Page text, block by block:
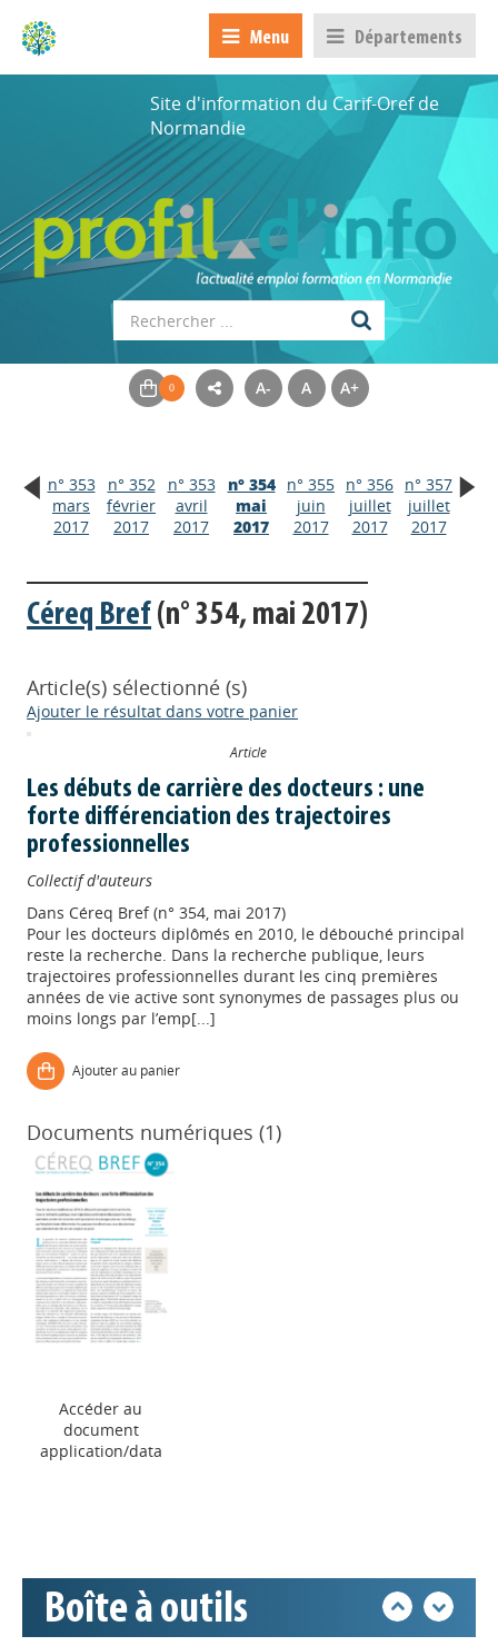
Menu Départements
Site d'information du Carif-Oref de
Normandie
A- A A+
n° 353
mars
2017
n° 352
février
2017
n° 353
avril
2017
n° 354
mai
2017
n° 355
juin
2017
n° 356
juillet
2017
n° 357
juillet
2017
Céreq Bref(n° 354, mai 2017)
Article(s) sélectionné (s)
Ajouter le résultat dans votre panier
Article
Les débuts de carrière des docteurs : une
forte différenciation des trajectoires
professionnelles
Collectif d'auteurs
Dans Céreq Bref (n° 354, mai 2017)
Pour les docteurs diplômés en 2010, le débouché principal
reste la recherche. Dans la recherche publique, leurs
trajectoires professionnelles durant les cinq premières
années de vie active sont synonymes de passages plus ou
moins longs par l’emp[...]
Ajouter au panier
Documents numériques (1)
Accéder au
document
application/data
Boîte à outils
Déposer une actu !
Base documentaire